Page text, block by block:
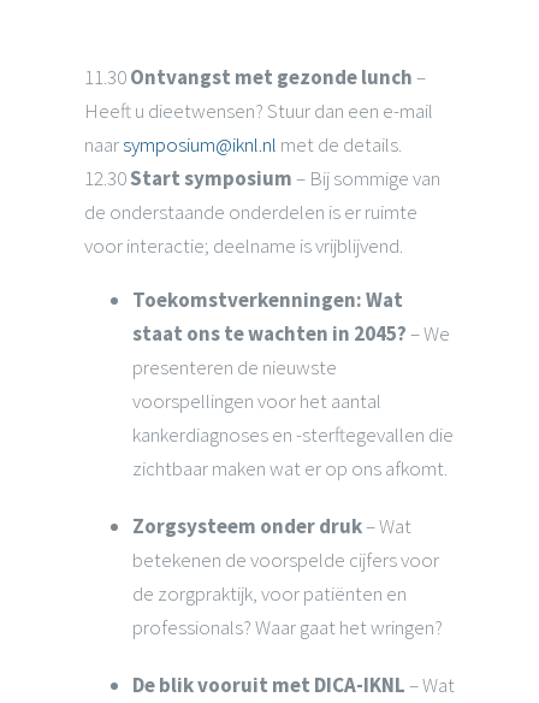
11.30Ontvangst met gezonde lunch–
Heeft u dieetwensen? Stuur dan een e-mail
naarsymposium@iknl.nl met de details.
12.30Start symposium– Bij sommige van
de onderstaande onderdelen is er ruimte
voor interactie; deelname is vrijblijvend.
Toekomstverkenningen: Wat
staat ons te wachten in 2045?– We
presenteren de nieuwste
voorspellingen voor het aantal
kankerdiagnoses en -sterftegevallen die
zichtbaar maken wat er op ons afkomt.
Zorgsysteem onder druk– Wat
betekenen de voorspelde cijfers voor
de zorgpraktijk, voor patiënten en
professionals? Waar gaat het wringen?
De blik vooruit met DICA-IKNL– Wat